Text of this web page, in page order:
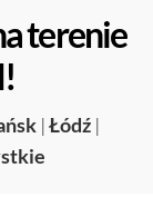
terenie
|Łódź |